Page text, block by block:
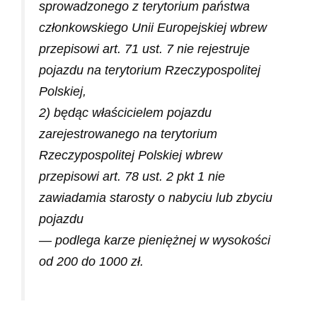
sprowadzonego z terytorium państwa
członkowskiego Unii Europejskiej wbrew
przepisowi art. 71 ust. 7 nie rejestruje
pojazdu na terytorium Rzeczypospolitej
Polskiej,
2) będąc właścicielem pojazdu
zarejestrowanego na terytorium
Rzeczypospolitej Polskiej wbrew
przepisowi art. 78 ust. 2 pkt 1 nie
zawiadamia starosty o nabyciu lub zbyciu
pojazdu
— podlega karze pieniężnej w wysokości
od 200 do 1000 zł.